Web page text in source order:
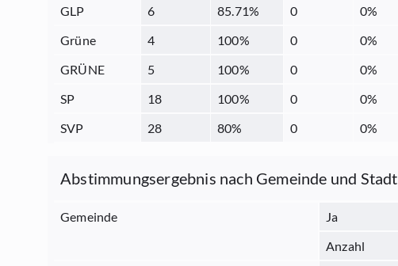
GLP
6 85.71% 0 0%
Grüne
4 100% 0 0%
GRÜNE
5 100% 0 0%
SP
18 100% 0 0%
SVP
28 80% 0 0%
Abstimmungsergebnis nach Gemeinde und Stadt
Gemeinde Ja
Anzahl